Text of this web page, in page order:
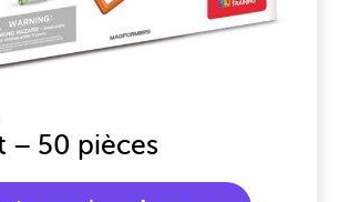
– 50 pièces